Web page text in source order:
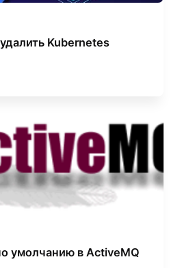
Kubernetes
умолчанию в ActiveMQ